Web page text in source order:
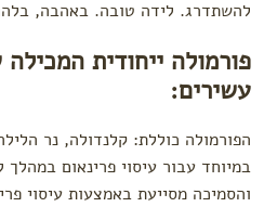
להשתדרג. לידה טובה. באהבה,
פורמולה ייחודית
עשירים:
הפורמולה כוללת: קלנדולה, נר
במיוחד עבור עיסוי פרינאום במהלך
והסמיכה מסייעת באמצעות עיסוי